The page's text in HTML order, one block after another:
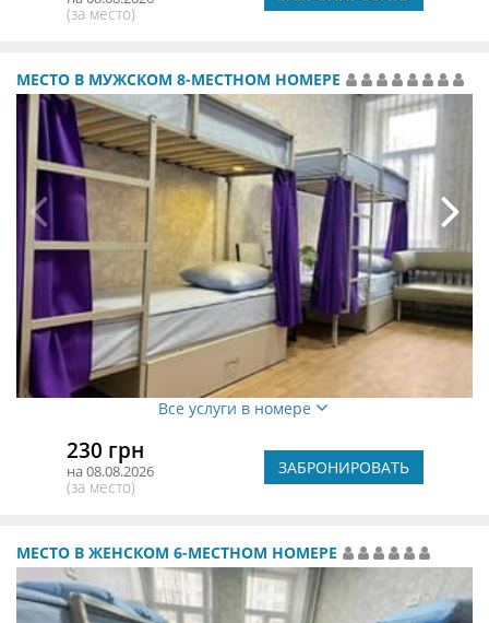
(за место)
МЕСТО В МУЖСКОМ 8-МЕСТНОМ НОМЕРЕ
Все услуги в номере
230 грн
на 08.08.2026
(за место)
ЗАБРОНИРОВАТЬ
МЕСТО В ЖЕНСКОМ 6-МЕСТНОМ НОМЕРЕ